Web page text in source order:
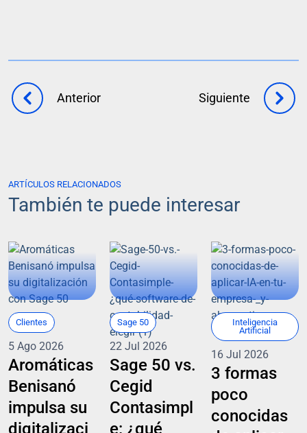
Anterior Siguiente
ARTÍCULOS RELACIONADOS
También te puede interesar
Clientes
5 Ago 2026
Aromáticas
Benisanó
impulsa su
digitalizaci
Sage 50
22 Jul 2026
Sage 50 vs.
Cegid
Contasimpl
e: ¿qué
Inteligencia
Artificial
16 Jul 2026
3 formas
poco
conocidas